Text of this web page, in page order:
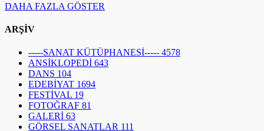
DAHA FAZLA GÖSTER
ARŞİV
-----SANAT KÜTÜPHANESİ----- 4578
ANSİKLOPEDİ 643
DANS 104
EDEBİYAT 1694
FESTİVAL 19
FOTOĞRAF 81
GALERİ 63
GÖRSEL SANATLAR 111